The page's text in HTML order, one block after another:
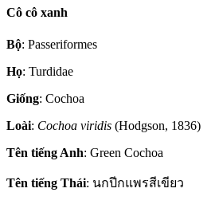
Cô cô xanh
Bộ: Passeriformes
Họ: Turdidae
Giống: Cochoa
Loài: Cochoa viridis (Hodgson, 1836)
Tên tiếng Anh: Green Cochoa
Tên tiếng Thái: นกปีกแพรสีเขียว